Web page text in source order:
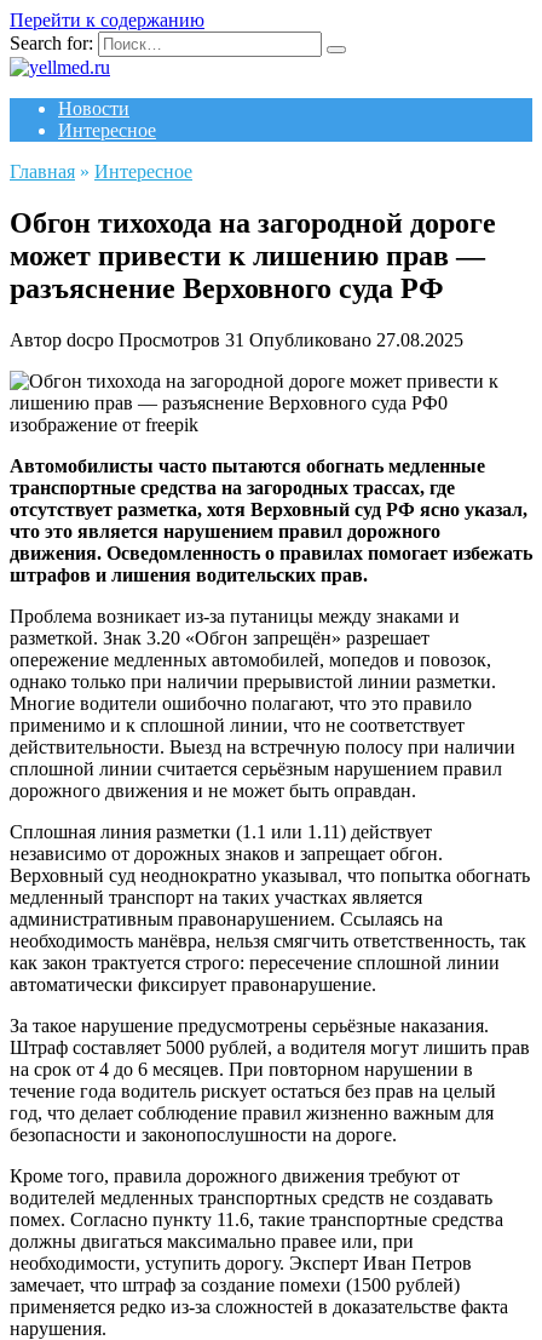
Перейти к содержанию
Search for:
Новости
Интересное
Главная » Интересное
Обгон тихохода на загородной дороге
может привести к лишению прав —
разъяснение Верховного суда РФ
Автор docpo Просмотров 31 Опубликовано 27.08.2025
изображение от freepik
Автомобилисты часто пытаются обогнать медленные
транспортные средства на загородных трассах, где
отсутствует разметка, хотя Верховный суд РФ ясно указал,
что это является нарушением правил дорожного
движения. Осведомленность о правилах помогает избежать
штрафов и лишения водительских прав.
Проблема возникает из-за путаницы между знаками и
разметкой. Знак 3.20 «Обгон запрещён» разрешает
опережение медленных автомобилей, мопедов и повозок,
однако только при наличии прерывистой линии разметки.
Многие водители ошибочно полагают, что это правило
применимо и к сплошной линии, что не соответствует
действительности. Выезд на встречную полосу при наличии
сплошной линии считается серьёзным нарушением правил
дорожного движения и не может быть оправдан.
Сплошная линия разметки (1.1 или 1.11) действует
независимо от дорожных знаков и запрещает обгон.
Верховный суд неоднократно указывал, что попытка обогнать
медленный транспорт на таких участках является
административным правонарушением. Ссылаясь на
необходимость манёвра, нельзя смягчить ответственность, так
как закон трактуется строго: пересечение сплошной линии
автоматически фиксирует правонарушение.
За такое нарушение предусмотрены серьёзные наказания.
Штраф составляет 5000 рублей, а водителя могут лишить прав
на срок от 4 до 6 месяцев. При повторном нарушении в
течение года водитель рискует остаться без прав на целый
год, что делает соблюдение правил жизненно важным для
безопасности и законопослушности на дороге.
Кроме того, правила дорожного движения требуют от
водителей медленных транспортных средств не создавать
помех. Согласно пункту 11.6, такие транспортные средства
должны двигаться максимально правее или, при
необходимости, уступить дорогу. Эксперт Иван Петров
замечает, что штраф за создание помехи (1500 рублей)
применяется редко из-за сложностей в доказательстве факта
нарушения.